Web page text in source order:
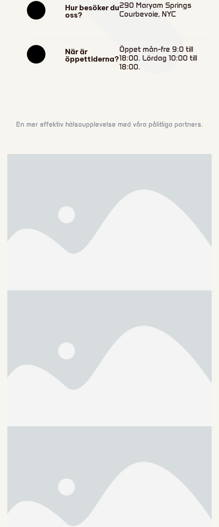
Hur besöker du
oss?
290 Maryam Springs
Courbevoie, NYC
När är
öppettiderna?
Öppet mån-fre 9:0 till
18:00. Lördag 10:00 till
18:00.
En mer effektiv hälsoupplevelse med våra pålitliga partners.